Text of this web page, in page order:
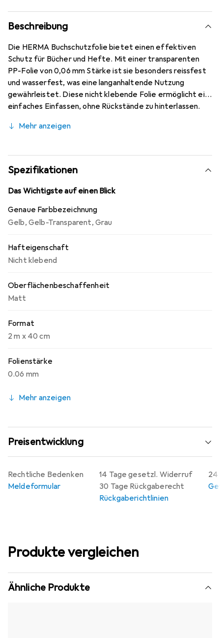
Beschreibung
Die HERMA Buchschutzfolie bietet einen effektiven
Schutz für Bücher und Hefte. Mit einer transparenten
PP-Folie von 0,06 mm Stärke ist sie besonders reissfest
und wasserfest, was eine langanhaltende Nutzung
gewährleistet. Diese nicht klebende Folie ermöglicht ein
einfaches Einfassen, ohne Rückstände zu hinterlassen.
m, was ausreichend Material für mehrere Anwendungen
Hause schützt sie Ihre Bücher vor Abnutzung und
Beschädigungen, während sie gleichzeitig deren
Erscheinungsbild bewahrt. Die HERMA Buchschutzfolie ist
eine praktische Lösung für alle, die ihre Bücher und Hefte
Mehr anzeigen
Spezifikationen
Das Wichtigste auf einen Blick
Genaue Farbbezeichnung
Gelb, Gelb-Transparent, Grau
Hafteigenschaft
Nicht klebend
Oberflächenbeschaffenheit
Matt
Format
2 m x 40 cm
Folienstärke
0.06 mm
Mehr anzeigen
Preisentwicklung
14 Tage gesetzl. Widerruf
30 Tage Rückgaberecht
Rückgaberichtlinien
24
Rechtliche Bedenken
Meldeformular
Produkte vergleichen
Ähnliche Produkte